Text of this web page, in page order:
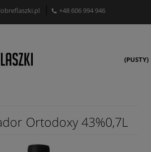
+48 606 994 946
(PUSTY)
Ortodoxy 43%0,7L